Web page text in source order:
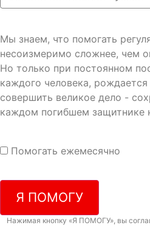
Мы знаем, что помогать
несоизмеримо сложнее, чем
Но только при постоянном
каждого человека,
совершить великое дело -
каждом погибшем защитнике
Помогать ежемесячно
Я ПОМОГУ
Нажимая кнопку «Я ПОМОГУ», вы